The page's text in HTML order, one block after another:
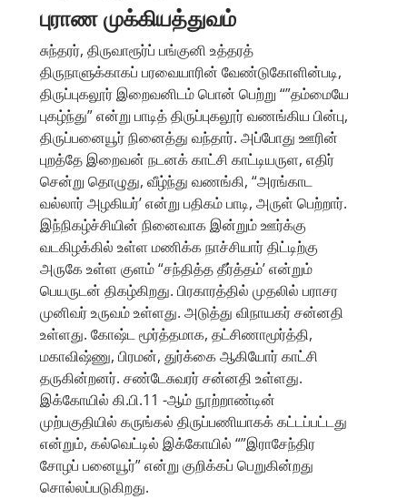
புராண முக்கியத்துவம்
சுந்தரர், திருவாரூர்ப் பங்குனி உத்தரத்
திருநாளுக்காகப் பரவையாரின் வேண்டுகோளின்படி,
திருப்புகலூர் இறைவனிடம் பொன் பெற்று “”தம்மையே
புகழ்ந்து” என்று பாடித் திருப்புகலூர் வணங்கிய பின்பு,
திருப்பனையூர் நினைத்து வந்தார். அப்போது ஊரின்
புறத்தே இறைவன் நடனக் காட்சி காட்டியருள, எதிர்
சென்று தொழுது, வீழ்ந்து வணங்கி, “அரங்காட
வல்லார் அழகியர்’ என்று பதிகம் பாடி, அருள் பெற்றார்.
இந்நிகழ்ச்சியின் நினைவாக இன்றும் ஊர்க்கு
வடகிழக்கில் உள்ள மணிக்க நாச்சியார் திட்டிற்கு
அருகே உள்ள குளம் “சந்தித்த தீர்த்தம்’ என்றும்
பெயருடன் திகழ்கிறது. பிரகாரத்தில் முதலில் பராசர
முனிவர் உருவம் உள்ளது. அடுத்து விநாயகர் சன்னதி
உள்ளது. கோஷ்ட மூர்த்தமாக, தட்சிணாமூர்த்தி,
மகாவிஷ்ணு, பிரமன், துர்க்கை ஆகியோர் காட்சி
தருகின்றனர். சண்டேசுவரர் சன்னதி உள்ளது.
இக்கோயில் கி.பி.11 -ஆம் நூற்றாண்டின்
முற்பகுதியில் கருங்கல் திருப்பணியாகக் கட்டப்பட்டது
என்றும், கல்வெட்டில் இக்கோயில் “”இராசேந்திர
சோழப் பனையூர்” என்று குறிக்கப் பெறுகின்றது
சொல்லப்படுகிறது.